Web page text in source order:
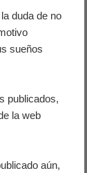
duda de no
sueños
publicados,
la web
aún,